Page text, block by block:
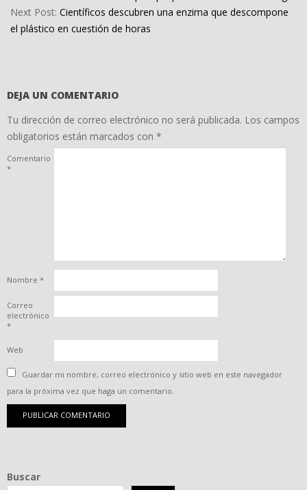
13
Next Post: Científicos descubren una enzima que descompone
el plástico en cuestión de horas
DEJA UN COMENTARIO
Tu dirección de correo electrónico no será publicada. Los campos
obligatorios están marcados con *
Comentario
*
Nombre *
Correo
electrónico
*
Web
Guardar mi nombre, correo electrónico y sitio web en este navegador
para la próxima vez que haga un comentario.
Buscar